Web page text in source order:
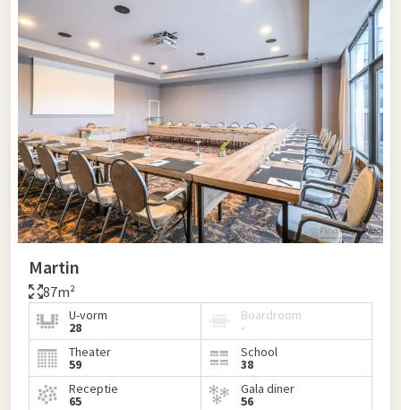
Martin
87m²
U-vorm
28
Boardroom
-
Theater
59
School
38
Receptie
65
Gala diner
56